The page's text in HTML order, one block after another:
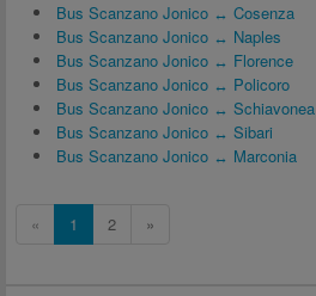
Bus Scanzano Jonico ↔ Cosenza
Bus Scanzano Jonico ↔ Naples
Bus Scanzano Jonico ↔ Florence
Bus Scanzano Jonico ↔ Policoro
Bus Scanzano Jonico ↔ Schiavonea
Bus Scanzano Jonico ↔ Sibari
Bus Scanzano Jonico ↔ Marconia
« 1 2 »